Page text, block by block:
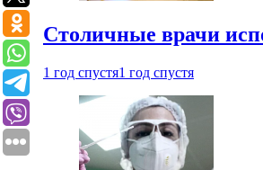
Столичные врачи
1 год спустя1 год спустя